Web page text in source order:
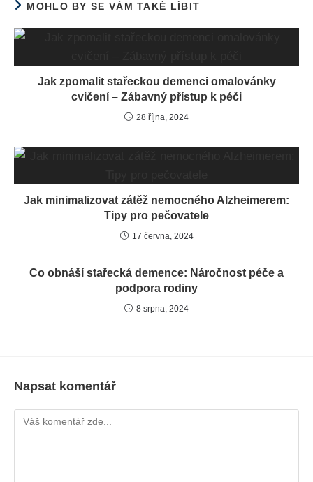
MOHLO BY SE VÁM TAKÉ LÍBIT
Jak zpomalit stařeckou demenci omalovánky
cvičení – Zábavný přístup k péči
28 října, 2024
Jak minimalizovat zátěž nemocného Alzheimerem:
Tipy pro pečovatele
17 června, 2024
Co obnáší stařecká demence: Náročnost péče a
podpora rodiny
8 srpna, 2024
Napsat komentář